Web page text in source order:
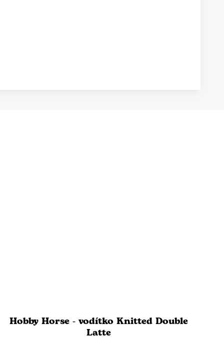
Hobby Horse - vodítko Knitted Double
Latte